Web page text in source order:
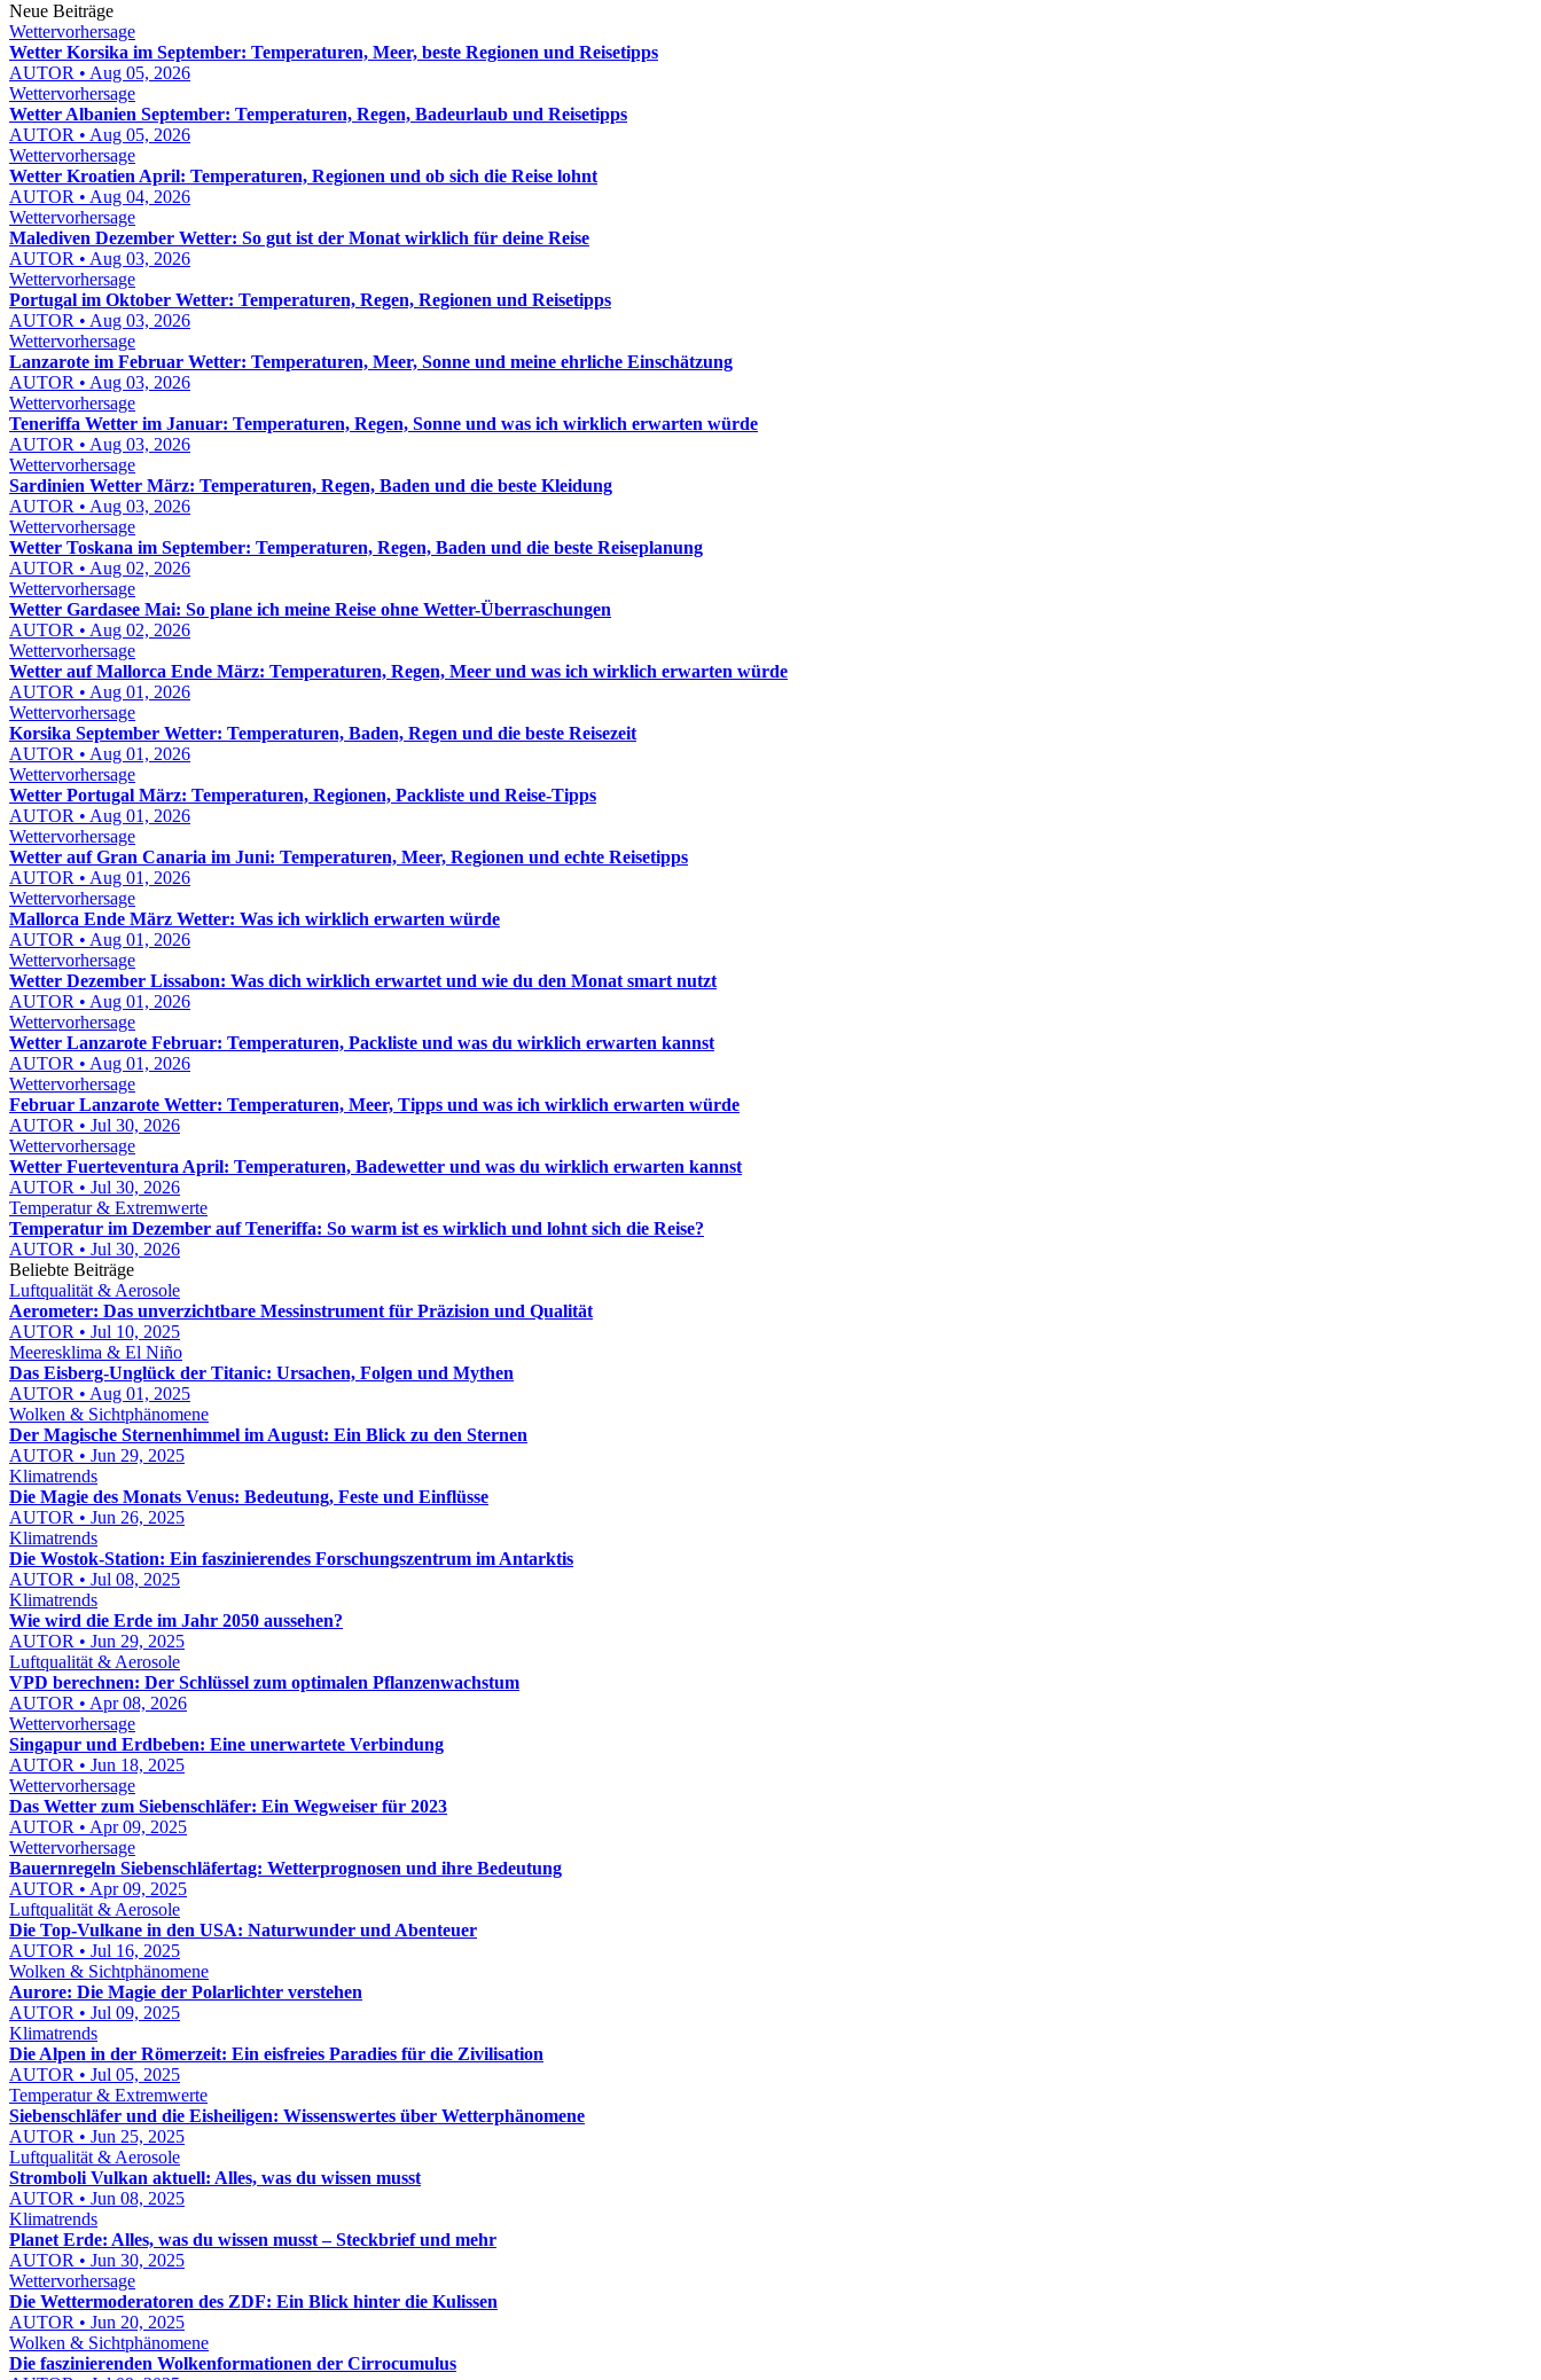
Neue Beiträge
Wettervorhersage
Wetter Korsika im September: Temperaturen, Meer, beste Regionen und Reisetipps
AUTOR • Aug 05, 2026
Wettervorhersage
Wetter Albanien September: Temperaturen, Regen, Badeurlaub und Reisetipps
AUTOR • Aug 05, 2026
Wettervorhersage
Wetter Kroatien April: Temperaturen, Regionen und ob sich die Reise lohnt
AUTOR • Aug 04, 2026
Wettervorhersage
Malediven Dezember Wetter: So gut ist der Monat wirklich für deine Reise
AUTOR • Aug 03, 2026
Wettervorhersage
Portugal im Oktober Wetter: Temperaturen, Regen, Regionen und Reisetipps
AUTOR • Aug 03, 2026
Wettervorhersage
Lanzarote im Februar Wetter: Temperaturen, Meer, Sonne und meine ehrliche Einschätzung
AUTOR • Aug 03, 2026
Wettervorhersage
Teneriffa Wetter im Januar: Temperaturen, Regen, Sonne und was ich wirklich erwarten würde
AUTOR • Aug 03, 2026
Wettervorhersage
Sardinien Wetter März: Temperaturen, Regen, Baden und die beste Kleidung
AUTOR • Aug 03, 2026
Wettervorhersage
Wetter Toskana im September: Temperaturen, Regen, Baden und die beste Reiseplanung
AUTOR • Aug 02, 2026
Wettervorhersage
Wetter Gardasee Mai: So plane ich meine Reise ohne Wetter-Überraschungen
AUTOR • Aug 02, 2026
Wettervorhersage
Wetter auf Mallorca Ende März: Temperaturen, Regen, Meer und was ich wirklich erwarten würde
AUTOR • Aug 01, 2026
Wettervorhersage
Korsika September Wetter: Temperaturen, Baden, Regen und die beste Reisezeit
AUTOR • Aug 01, 2026
Wettervorhersage
Wetter Portugal März: Temperaturen, Regionen, Packliste und Reise-Tipps
AUTOR • Aug 01, 2026
Wettervorhersage
Wetter auf Gran Canaria im Juni: Temperaturen, Meer, Regionen und echte Reisetipps
AUTOR • Aug 01, 2026
Wettervorhersage
Mallorca Ende März Wetter: Was ich wirklich erwarten würde
AUTOR • Aug 01, 2026
Wettervorhersage
Wetter Dezember Lissabon: Was dich wirklich erwartet und wie du den Monat smart nutzt
AUTOR • Aug 01, 2026
Wettervorhersage
Wetter Lanzarote Februar: Temperaturen, Packliste und was du wirklich erwarten kannst
AUTOR • Aug 01, 2026
Wettervorhersage
Februar Lanzarote Wetter: Temperaturen, Meer, Tipps und was ich wirklich erwarten würde
AUTOR • Jul 30, 2026
Wettervorhersage
Wetter Fuerteventura April: Temperaturen, Badewetter und was du wirklich erwarten kannst
AUTOR • Jul 30, 2026
Temperatur & Extremwerte
Temperatur im Dezember auf Teneriffa: So warm ist es wirklich und lohnt sich die Reise?
AUTOR • Jul 30, 2026
Beliebte Beiträge
Luftqualität & Aerosole
Aerometer: Das unverzichtbare Messinstrument für Präzision und Qualität
AUTOR • Jul 10, 2025
Meeresklima & El Niño
Das Eisberg-Unglück der Titanic: Ursachen, Folgen und Mythen
AUTOR • Aug 01, 2025
Wolken & Sichtphänomene
Der Magische Sternenhimmel im August: Ein Blick zu den Sternen
AUTOR • Jun 29, 2025
Klimatrends
Die Magie des Monats Venus: Bedeutung, Feste und Einflüsse
AUTOR • Jun 26, 2025
Klimatrends
Die Wostok-Station: Ein faszinierendes Forschungszentrum im Antarktis
AUTOR • Jul 08, 2025
Klimatrends
Wie wird die Erde im Jahr 2050 aussehen?
AUTOR • Jun 29, 2025
Luftqualität & Aerosole
VPD berechnen: Der Schlüssel zum optimalen Pflanzenwachstum
AUTOR • Apr 08, 2026
Wettervorhersage
Singapur und Erdbeben: Eine unerwartete Verbindung
AUTOR • Jun 18, 2025
Wettervorhersage
Das Wetter zum Siebenschläfer: Ein Wegweiser für 2023
AUTOR • Apr 09, 2025
Wettervorhersage
Bauernregeln Siebenschläfertag: Wetterprognosen und ihre Bedeutung
AUTOR • Apr 09, 2025
Luftqualität & Aerosole
Die Top-Vulkane in den USA: Naturwunder und Abenteuer
AUTOR • Jul 16, 2025
Wolken & Sichtphänomene
Aurore: Die Magie der Polarlichter verstehen
AUTOR • Jul 09, 2025
Klimatrends
Die Alpen in der Römerzeit: Ein eisfreies Paradies für die Zivilisation
AUTOR • Jul 05, 2025
Temperatur & Extremwerte
Siebenschläfer und die Eisheiligen: Wissenswertes über Wetterphänomene
AUTOR • Jun 25, 2025
Luftqualität & Aerosole
Stromboli Vulkan aktuell: Alles, was du wissen musst
AUTOR • Jun 08, 2025
Klimatrends
Planet Erde: Alles, was du wissen musst – Steckbrief und mehr
AUTOR • Jun 30, 2025
Wettervorhersage
Die Wettermoderatoren des ZDF: Ein Blick hinter die Kulissen
AUTOR • Jun 20, 2025
Wolken & Sichtphänomene
Die faszinierenden Wolkenformationen der Cirrocumulus